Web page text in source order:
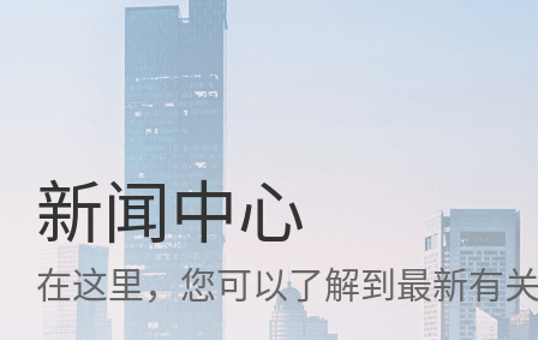
新闻中心
在这里，您可以了解到最新有